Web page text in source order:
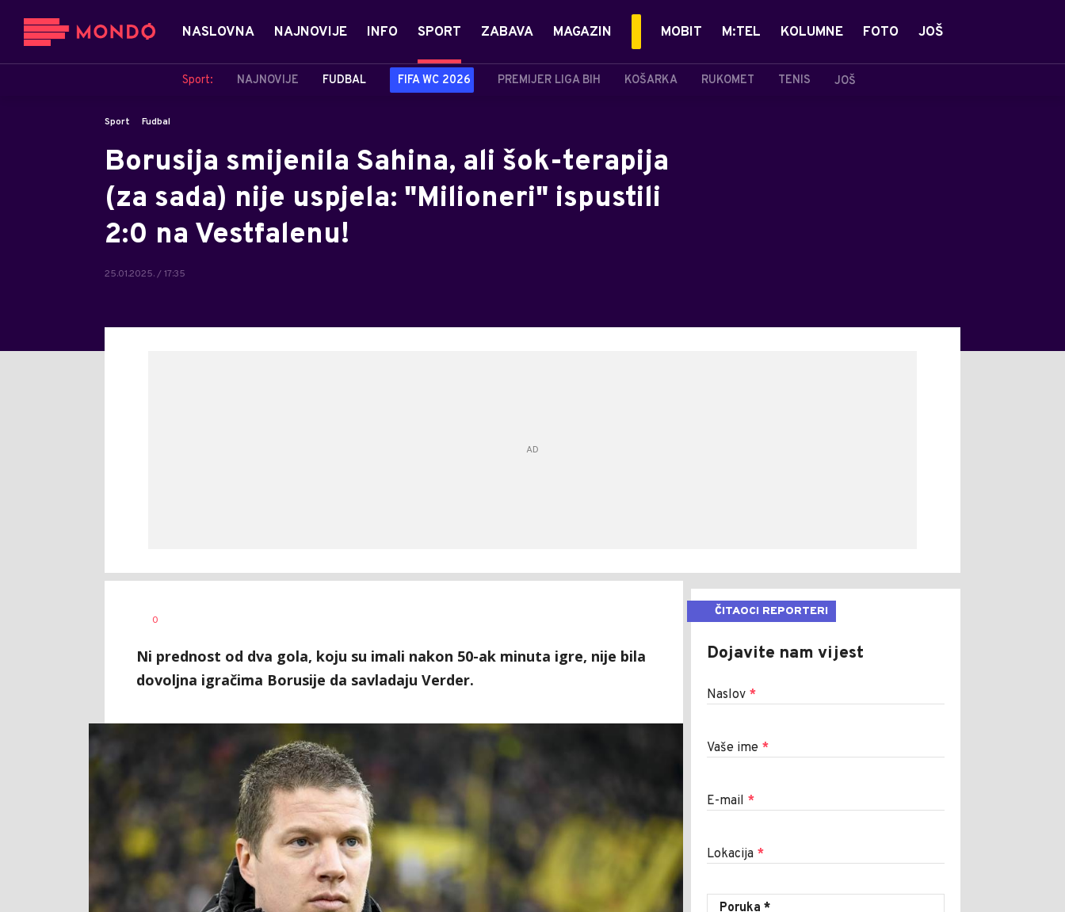
NASLOVNA NAJNOVIJE INFO SPORT
Sport: NAJNOVIJE FUDBAL FIFA WC 2026 PREMIJER LIGA BIH KOŠARKA RUKOMET TENIS JOŠ
ZABAVA MAGAZIN MOBIT M:TEL KOLUMNE FOTO JOŠ
Sport Fudbal
Borusija smijenila Sahina, ali šok-terapija
(za sada) nije uspjela: "Milioneri" ispustili
2:0 na Vestfalenu!
25.01.2025. / 17:35
AUTOR
0
Ni prednost od dva gola, koju su imali nakon 50-ak minuta igre, nije bila
dovoljna igračima Borusije da savladaju Verder.
ČITAOCI REPORTERI
Dojavite nam vijest
Naslov *
Vaše ime *
E-mail *
Lokacija *